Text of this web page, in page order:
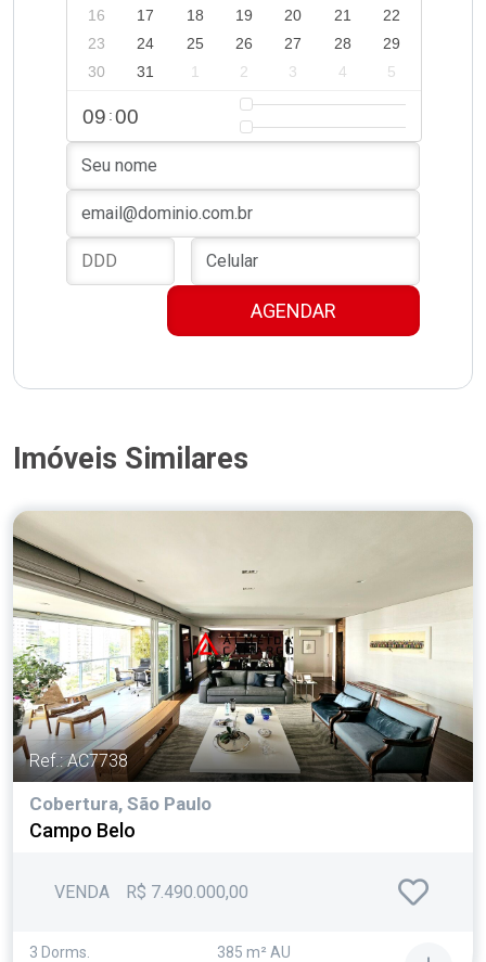
16
17 18 19 20 21
22
23
24 25 26 27 28
29
30
31 1 2 3 4 5
09 :00
Imóveis Similares
Ref.: AC7738
Cobertura, São Paulo
Campo Belo
VENDA R$ 7.490.000,00
3 Dorms.
385 m² AU